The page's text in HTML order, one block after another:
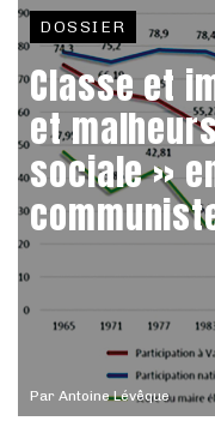
Par Antoine Lévêque
DOSSIER
Classe et
et
sociale »